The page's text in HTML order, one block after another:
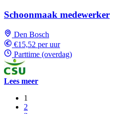
Schoonmaak medewerker
Den Bosch
€15,52 per uur
Parttime (overdag)
Lees meer
1
2